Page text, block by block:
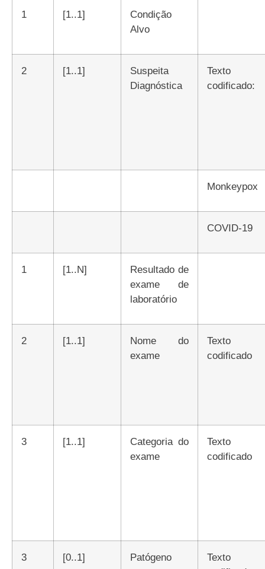
1 [1..1]
Condição
Alvo
2 [1..1]
Suspeita
Diagnóstica
Texto
codificado:
Monkeypox
COVID-19
1 [1..N]
Resultado de
exame de
laboratório
2 [1..1]
Nome do
exame
Texto
codificado
3 [1..1]
Categoria do
exame
Texto
codificado
3 [0..1] Patógeno
Texto